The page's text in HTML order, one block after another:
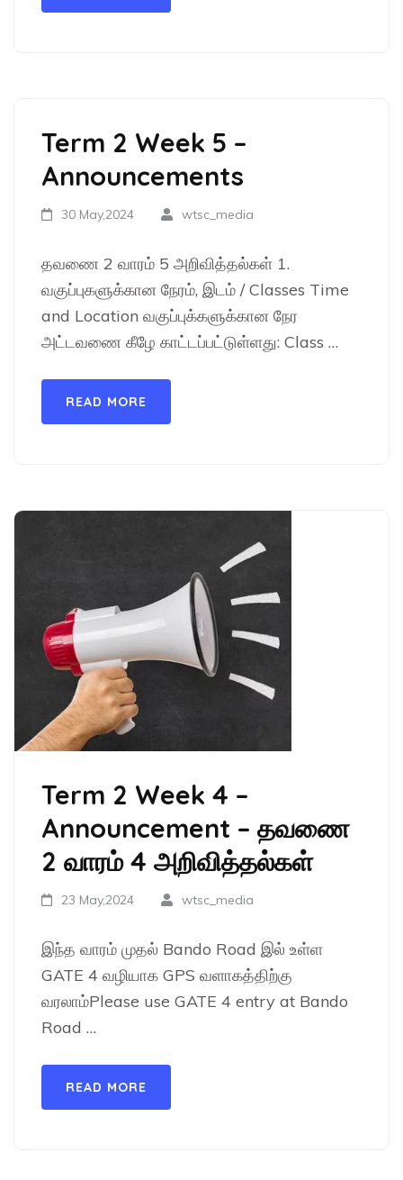
Term 2 Week 5 –
Announcements
30 May,2024 wtsc_media
தவணை 2 வாரம் 5 அறிவித்தல்கள் 1.
வகுப்புகளுக்கான நேரம், இடம் / Classes Time
and Location வகுப்புக்களுக்கான நேர
அட்டவணை கீழே காட்டப்பட்டுள்ளது: Class …
READ MORE
Term 2 Week 4 –
Announcement – தவணை
2 வாரம் 4 அறிவித்தல்கள்
23 May,2024 wtsc_media
இந்த வாரம் முதல் Bando Road இல் உள்ள
GATE 4 வழியாக GPS வளாகத்திற்கு
வரலாம்Please use GATE 4 entry at Bando
Road …
READ MORE